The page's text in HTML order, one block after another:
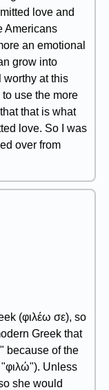
love and
Americans
an emotional
grow into
worthy at this
use the more
that is what
love. So I was
over from
(φιλέω σε), so
Greek that
because of the
Unless
she would